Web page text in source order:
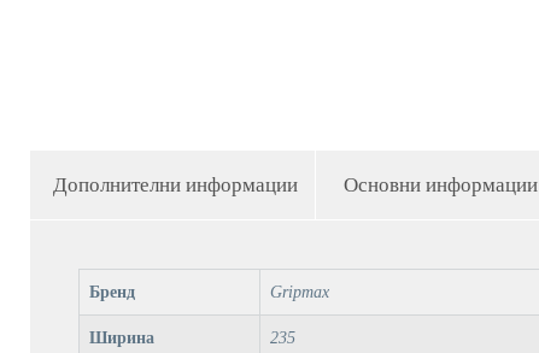
Дополнителни информации Основни информации
Бренд Gripmax
Ширина 235